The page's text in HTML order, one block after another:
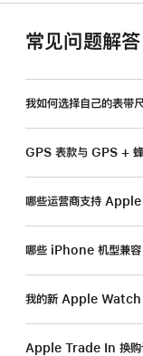
常见问题解答
我如何选择自己的表带尺
GPS 表款与 GPS + 蜂
哪些运营商支持
哪些 iPhone 机型兼
我的新 Apple Watch
Apple Trade In 换购